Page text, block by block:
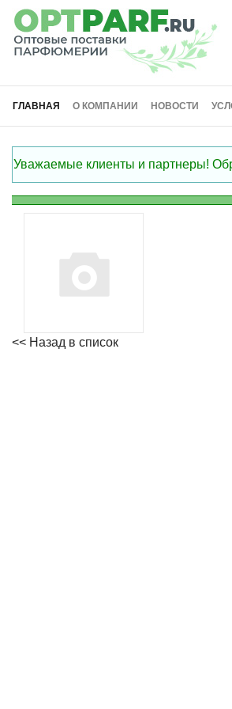
ГЛАВНАЯ О КОМПАНИИ НОВОСТИ
Уважаемые клиенты и партнеры!
<< Назад в список